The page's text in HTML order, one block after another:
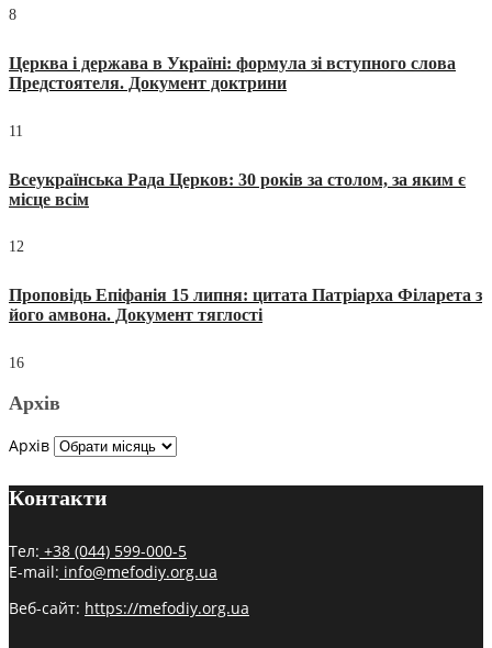
8
Церква і держава в Україні: формула зі вступного слова
Предстоятеля. Документ доктрини
11
Всеукраїнська Рада Церков: 30 років за столом, за яким є
місце всім
12
Проповідь Епіфанія 15 липня: цитата Патріарха Філарета з
його амвона. Документ тяглості
16
Архів
Архів
Контакти
Тел: +38 (044) 599-000-5
E-mail: info@mefodiy.org.ua
Веб-сайт: https://mefodiy.org.ua